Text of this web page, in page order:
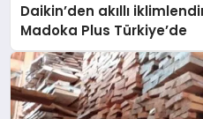
Daikin’den akıllı
Madoka Plus Türkiye’de